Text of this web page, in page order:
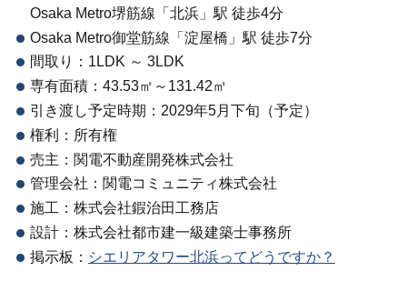
Osaka Metro堺筋線「北浜」駅 徒歩4分
Osaka Metro御堂筋線「淀屋橋」駅 徒歩7分
間取り：1LDK ～ 3LDK
専有面積：43.53㎡～131.42㎡
引き渡し予定時期：2029年5月下旬（予定）
権利：所有権
売主：関電不動産開発株式会社
管理会社：関電コミュニティ株式会社
施工：株式会社鍜治田工務店
設計：株式会社都市建一級建築士事務所
掲示板： シエリアタワー北浜ってどうですか？